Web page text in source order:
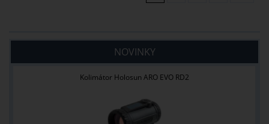
NOVINKY
Kolimátor Holosun ARO EVO RD2